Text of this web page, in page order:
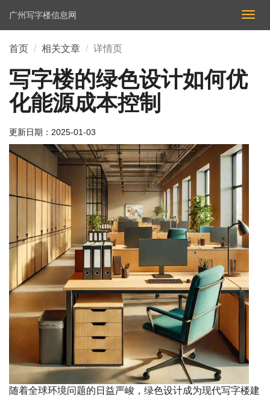
切
换
广州写字楼信息网
首页 相关文章 详情页
写字楼的绿色设计如何优
化能源成本控制
更新日期： 2025-01-03
随着全球环境问题的日益严峻，绿色设计成为现代写字楼建